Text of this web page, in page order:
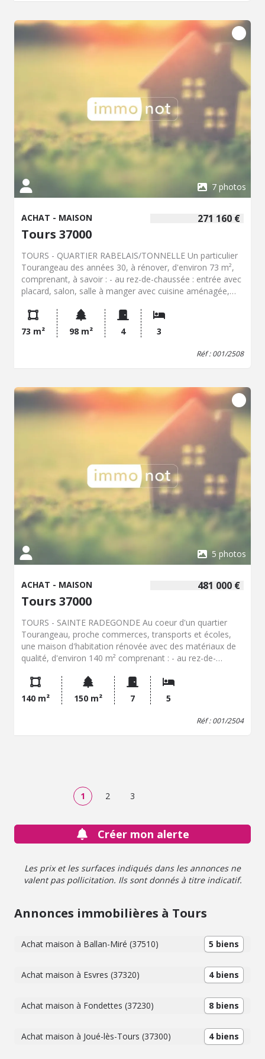
d'entrée). Au rez-de-chaussée : une entrée, un salon avec
cheminée fonctionnelle, une salle à manger avec cuisine
ouverte aménagée et équipée, une chambre avec
cheminée décorative et dressing. À l'étage : quatre
chambres supplémentaires, une salle de bains avec
douche et baignoire, et un dressing. Le sous-sol offre une
pièce avec cheminée décorative, une cave voûtée et un
espace chaufferie/atelier ? idéal pour du rangement ou un
aménagement complémentaire. À l'extérieur, un jardin
clos généreusement planté, une terrasse et un auvent
invitent à profiter des beaux jours. Deux garages
indépendants complètent le bien. Chauffage gaz. Prix net
vendeur : 590 000 euros, frais de négociation : 23 040
euros soit 613 040 euros frais de négociation inclus.
Contacter Mme Elodie FIOT au 06 47 25 96 52.
7 photos
271 160 €
ACHAT - MAISON
Tours 37000
TOURS - QUARTIER RABELAIS/TONNELLE Un particulier
Tourangeau des années 30, à rénover, d'environ 73 m²,
comprenant, à savoir : - au rez-de-chaussée : entrée avec
placard, salon, salle à manger avec cuisine aménagée,
bureau, - au premier étage : palier, deux chambres, salle
d'eau avec wc. Grenier aménagé en chambre. Sous sol
complet avec buanderie, chaufferie et pièce de stokage.
Jardin clos avec terrasse. Auvent. Chauffage au gaz. Prix
inclus. Contacter Mme Elodie FIOT au 06 47 25 96 52.
73 m² 98 m² 4 3
Réf : 001/2508
5 photos
481 000 €
ACHAT - MAISON
Tours 37000
TOURS - SAINTE RADEGONDE Au coeur d'un quartier
Tourangeau, proche commerces, transports et écoles,
une maison d'habitation rénovée avec des matériaux de
qualité, d'environ 140 m² comprenant : - au rez-de-
cuisine ouverte aménagée et équipée donnant sur une
terrasse plein est, wc avec lave-mains, - au premier étage
: palier desservant trois chambres dont une avec salle de
bains communicante, wc, - au deuxième étage : palier
140 m² 150 m² 7 5
Réf : 001/2504
1 2 3
Créer mon alerte
Les prix et les surfaces indiqués dans les annonces ne
valent pas pollicitation. Ils sont donnés à titre indicatif.
Annonces immobilières à Tours
Achat maison à Ballan-Miré (37510) 5 biens
Achat maison à Esvres (37320) 4 biens
Achat maison à Fondettes (37230) 8 biens
Achat maison à Joué-lès-Tours (37300) 4 biens